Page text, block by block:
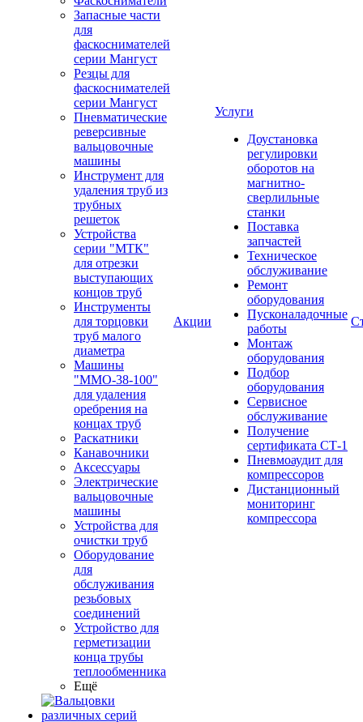
Запасные части
для
фаскоснимателей
серии Мангуст
Резцы для
фаскоснимателей
серии Мангуст
Пневматические
реверсивные
вальцовочные
машины
Инструмент для
удаления труб из
трубных
решеток
Устройства
серии "МТК"
для отрезки
выступающих
концов труб
Инструменты
для торцовки
труб малого
диаметра
Машины
"ММО-38-100"
для удаления
оребрения на
концах труб
Раскатники
Канавочники
Аксессуары
Электрические
вальцовочные
машины
Устройства для
очистки труб
Оборудование
для
обслуживания
резьбовых
соединений
Устройство для
герметизации
конца трубы
теплообменника
Ещё
Акции
Услуги
Доустановка
регулировки
оборотов на
магнитно-
сверлильные
станки
Поставка
запчастей
Техническое
обслуживание
Ремонт
оборудования
Пусконаладочные
работы
Монтаж
оборудования
Подбор
оборудования
Сервисное
обслуживание
Получение
сертификата СТ-1
Пневмоаудит для
компрессоров
Дистанционный
мониторинг
компрессора